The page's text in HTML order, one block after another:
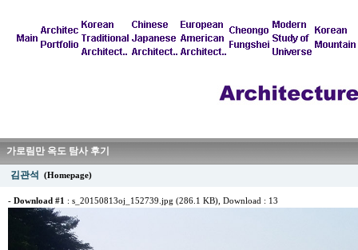
가로림만 옥도 탐사 후기
김관석 (Homepage)
- Download #1 : s_20150813oj_152739.jpg (286.1 KB) , Download : 13